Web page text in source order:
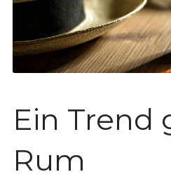
Ein Trend
Rum